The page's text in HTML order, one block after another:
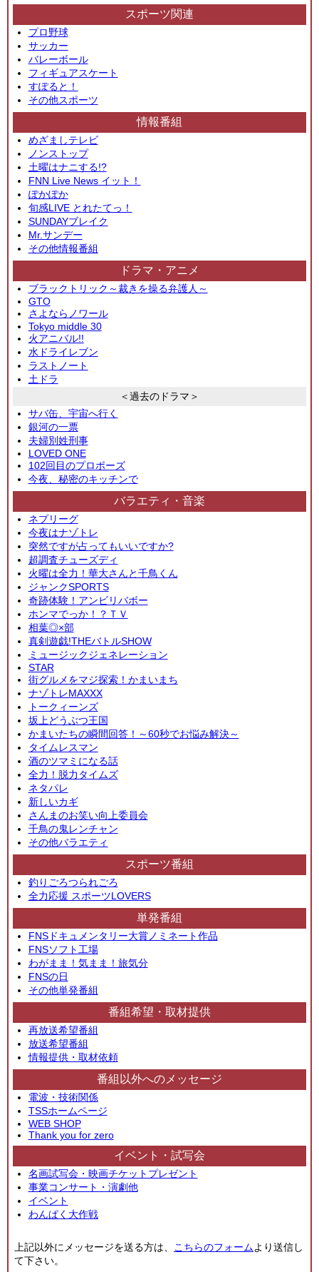
スポーツ関連
プロ野球
サッカー
バレーボール
フィギュアスケート
すぽると！
その他スポーツ
情報番組
めざましテレビ
ノンストップ
土曜はナニする!?
FNN Live News イット！
ぽかぽか
旬感LIVE とれたてっ！
SUNDAYブレイク
Mr.サンデー
その他情報番組
ドラマ・アニメ
ブラックトリック～裁きを操る弁護人～
GTO
さよならノワール
Tokyo middle 30
火アニバル!!
水ドライレブン
ラストノート
土ドラ
＜過去のドラマ＞
サバ缶、宇宙へ行く
銀河の一票
夫婦別姓刑事
LOVED ONE
102回目のプロポーズ
今夜、秘密のキッチンで
バラエティ・音楽
ネプリーグ
今夜はナゾトレ
突然ですが占ってもいいですか?
超調査チューズディ
火曜は全力！華大さんと千鳥くん
ジャンクSPORTS
奇跡体験！アンビリバボー
ホンマでっか！？ＴＶ
相葉◎×部
真剣遊戯!THEバトルSHOW
ミュージックジェネレーション
STAR
街グルメをマジ探索！かまいまち
ナゾトレMAXXX
トークィーンズ
坂上どうぶつ王国
かまいたちの瞬間回答！～60秒でお悩み解決～
タイムレスマン
酒のツマミになる話
全力！脱力タイムズ
ネタパレ
新しいカギ
さんまのお笑い向上委員会
千鳥の鬼レンチャン
その他バラエティ
スポーツ番組
釣りごろつられごろ
全力応援 スポーツLOVERS
単発番組
FNSドキュメンタリー大賞ノミネート作品
FNSソフト工場
わがまま！気まま！旅気分
FNSの日
その他単発番組
番組希望・取材提供
再放送希望番組
放送希望番組
情報提供・取材依頼
番組以外へのメッセージ
電波・技術関係
TSSホームページ
WEB SHOP
Thank you for zero
イベント・試写会
名画試写会・映画チケットプレゼント
事業コンサート・演劇他
イベント
わんぱく大作戦
上記以外にメッセージを送る方は、 こちらのフォームより送信し
て下さい。